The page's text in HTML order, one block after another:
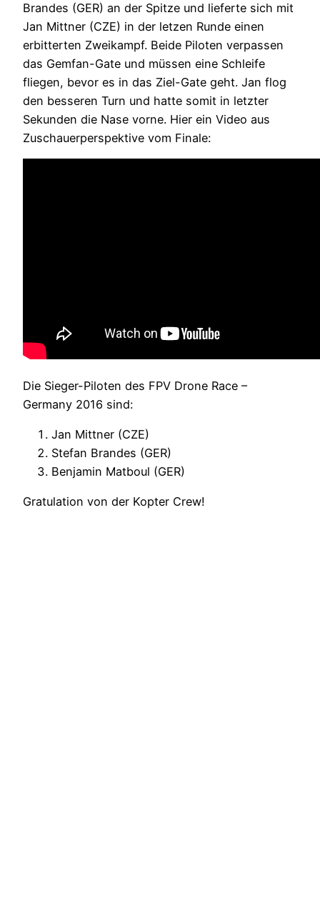
Brandes (GER) an der Spitze und lieferte sich mit
Jan Mittner (CZE) in der letzen Runde einen
erbitterten Zweikampf. Beide Piloten verpassen
das Gemfan-Gate und müssen eine Schleife
fliegen, bevor es in das Ziel-Gate geht. Jan flog
den besseren Turn und hatte somit in letzter
Sekunden die Nase vorne. Hier ein Video aus
Zuschauerperspektive vom Finale:
Die Sieger-Piloten des FPV Drone Race –
Germany 2016 sind:
Jan Mittner (CZE)
Stefan Brandes (GER)
Benjamin Matboul (GER)
Gratulation von der Kopter Crew!